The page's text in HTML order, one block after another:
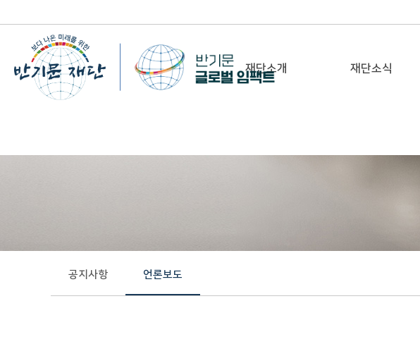
재단소개 재단소식
공지사항 언론보도